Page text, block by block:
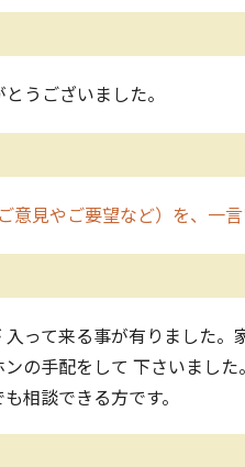
うございました。
見やご要望など）を、一言
って来る事が有りました。
の手配をして 下さいまし
相談できる方です。